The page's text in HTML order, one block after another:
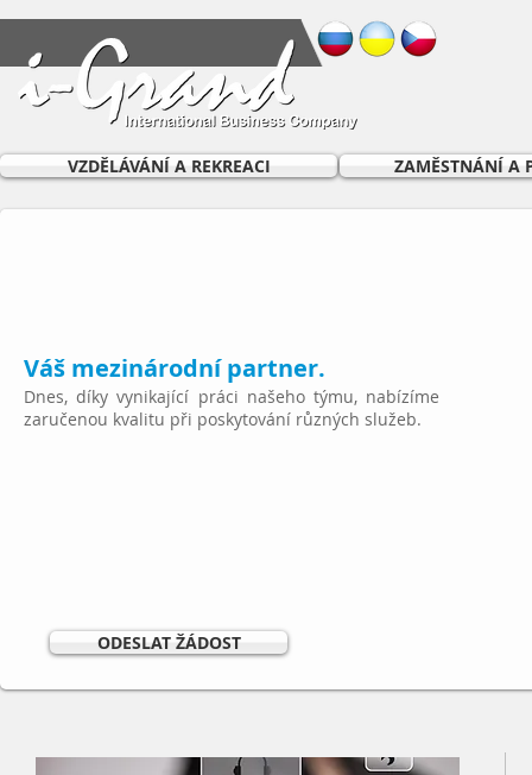
VZDĚLÁVÁNÍ A REKREACI ZAMĚSTNÁNÍ A
Váš mezinárodní partner.
Dnes, díky vynikající práci našeho týmu, nabízíme
zaručenou kvalitu při poskytování různých služeb.
ODESLAT ŽÁDOST